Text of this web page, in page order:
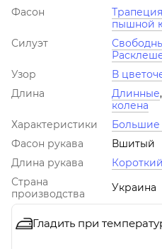
Фасон
Трапеция
пышной
Силуэт
Узор
В
Длина
Длинные,
колена
Характеристики
Большие
Фасон рукава
Вшитый
Длина рукава
Страна
производства
Украина
Гладить при